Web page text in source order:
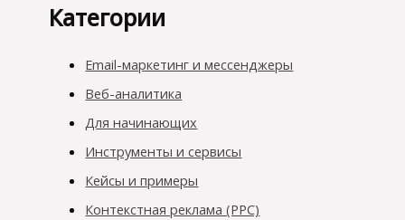
Категории
Email-маркетинг и мессенджеры
Веб-аналитика
Для начинающих
Инструменты и сервисы
Кейсы и примеры
Контекстная реклама (PPC)